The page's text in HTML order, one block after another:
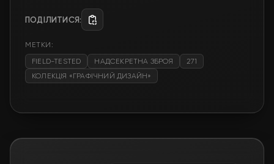
ПОДІЛИТИСЯ:
МЕТКИ:
FIELD-TESTED
НАДСЕКРЕТНА ЗБРОЯ
271
КОЛЕКЦІЯ «ГРАФІЧНИЙ ДИЗАЙН»